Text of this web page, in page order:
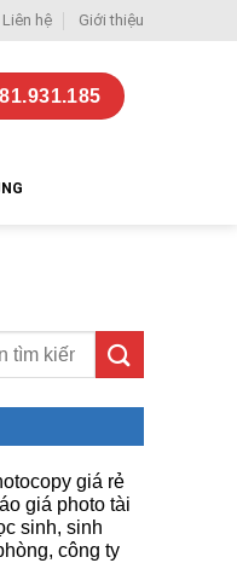
Liên hệ Giới thiệu
giá rẻ
giá photo tài
sinh, sinh
công ty